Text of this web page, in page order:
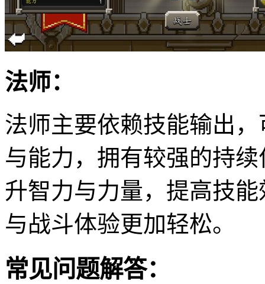
法师：
法师主要依赖技能输出
与能力，拥有较强的持
升智力与力量，提高技
与战斗体验更加轻松。
常见问题解答：